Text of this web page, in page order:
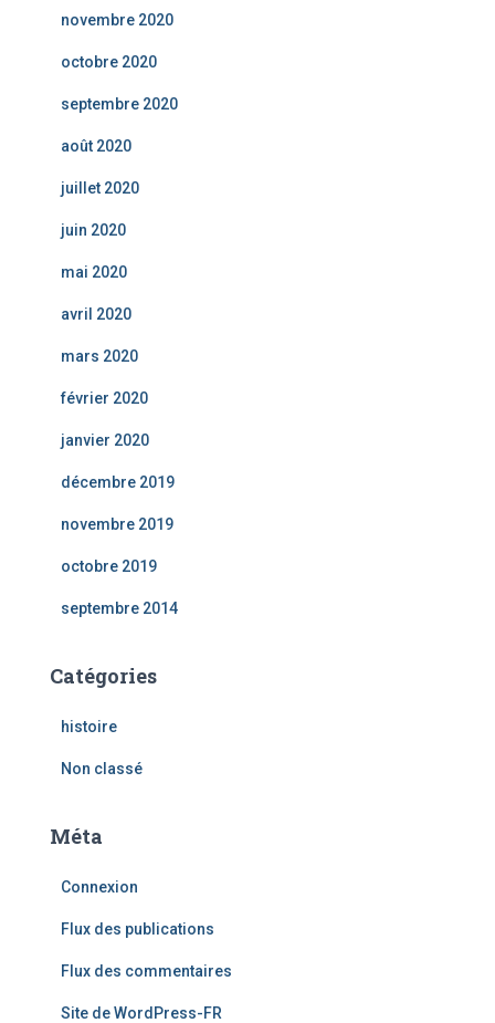
novembre 2020
octobre 2020
septembre 2020
août 2020
juillet 2020
juin 2020
mai 2020
avril 2020
mars 2020
février 2020
janvier 2020
décembre 2019
novembre 2019
octobre 2019
septembre 2014
Catégories
histoire
Non classé
Méta
Connexion
Flux des publications
Flux des commentaires
Site de WordPress-FR